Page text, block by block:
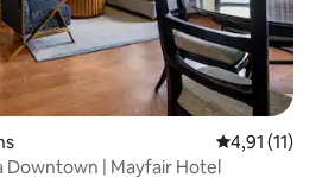
4,91 av 5 i
4,91 (11)
Downtown | Mayfair Hotel